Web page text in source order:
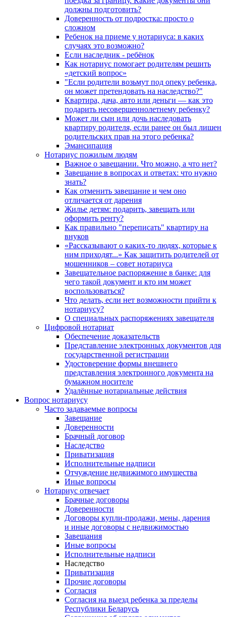
должны подготовить?
Доверенность от подростка: просто о
сложном
Ребенок на приеме у нотариуса: в каких
случаях это возможно?
Если наследник - ребёнок
Как нотариус помогает родителям решить
«детский вопрос»
"Если родители возьмут под опеку ребенка,
он может претендовать на наследство?"
Квартира, дача, авто или деньги — как это
подарить несовершеннолетнему ребенку?
Может ли сын или дочь наследовать
квартиру родителя, если ранее он был лишен
родительских прав на этого ребенка?
Эмансипация
Нотариус пожилым людям
Важное о завещании. Что можно, а что нет?
Завещание в вопросах и ответах: что нужно
знать?
Как отменить завещание и чем оно
отличается от дарения
Жилье детям: подарить, завещать или
оформить ренту?
Как правильно "переписать" квартиру на
внуков
«Рассказывают о каких-то людях, которые к
ним приходят...» Как защитить родителей от
мошенников – совет нотариуса
Завещательное распоряжение в банке: для
чего такой документ и кто им может
воспользоваться?
Что делать, если нет возможности прийти к
нотариусу?
О специальных распоряжениях завещателя
Цифровой нотариат
Обеспечение доказательств
Представление электронных документов для
государственной регистрации
Удостоверение формы внешнего
представления электронного документа на
бумажном носителе
Удалённые нотариальные действия
Вопрос нотариусу
Часто задаваемые вопросы
Завещание
Доверенности
Брачный договор
Наследство
Приватизация
Исполнительные надписи
Отчуждение недвижимого имущества
Иные вопросы
Нотариус отвечает
Брачные договоры
Доверенности
Договоры купли-продажи, мены, дарения
и иные договоры с недвижимостью
Завещания
Иные вопросы
Исполнительные надписи
Наследство
Приватизация
Прочие договоры
Согласия
Согласия на выезд ребенка за пределы
Республики Беларусь